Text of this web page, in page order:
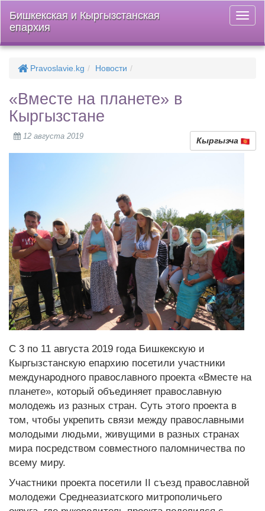
меню
Бишкекская и Кыргызстанская
епархия
Pravoslavie.kg Новости
«Вместе на планете» в
Кыргызстане
12 августа 2019 Кыргызча
С 3 по 11 августа 2019 года Бишкекскую и
Кыргызстанскую епархию посетили участники
международного православного проекта «Вместе на
планете», который объединяет православную
молодежь из разных стран. Суть этого проекта в
том, чтобы укрепить связи между православными
молодыми людьми, живущими в разных странах
мира посредством совместного паломничества по
всему миру.
Участники проекта посетили II съезд православной
молодежи Среднеазиатского митрополичьего